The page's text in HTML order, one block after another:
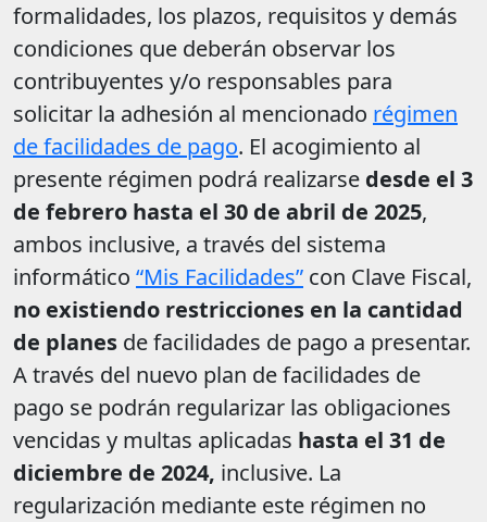
formalidades, los plazos, requisitos y demás
condiciones que deberán observar los
contribuyentes y/o responsables para
solicitar la adhesión al mencionado régimen
de facilidades de pago. El acogimiento al
presente régimen podrá realizarse desde el 3
de febrero hasta el 30 de abril de 2025,
ambos inclusive, a través del sistema
informático “Mis Facilidades” con Clave Fiscal,
no existiendo restricciones en la cantidad
de planes de facilidades de pago a presentar.
A través del nuevo plan de facilidades de
pago se podrán regularizar las obligaciones
vencidas y multas aplicadas hasta el 31 de
diciembre de 2024, inclusive. La
regularización mediante este régimen no